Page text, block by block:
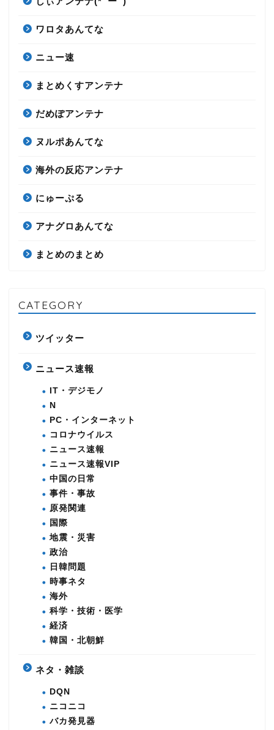
ワロタあんてな
ニュー速
まとめくすアンテナ
だめぽアンテナ
ヌルポあんてな
海外の反応アンテナ
にゅーぷる
アナグロあんてな
まとめのまとめ
CATEGORY
ツイッター
ニュース速報
IT・デジモノ
N
PC・インターネット
コロナウイルス
ニュース速報
ニュース速報VIP
中国の日常
事件・事故
原発関連
国際
地震・災害
政治
日韓問題
時事ネタ
海外
科学・技術・医学
経済
韓国・北朝鮮
ネタ・雑談
DQN
ニコニコ
バカ発見器